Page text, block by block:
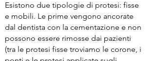
Esistono due tipologie di protesi: fisse
e mobili. Le prime vengono ancorate
dal dentista con la cementazione e non
possono essere rimosse dai pazienti
(tra le protesi fisse troviamo le corone, i